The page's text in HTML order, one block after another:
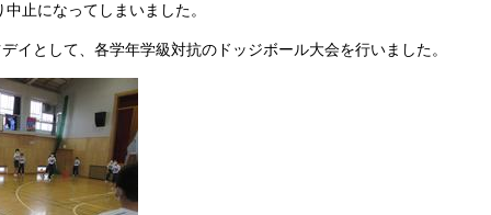
止になってしまいました。
イとして、各学年学級対抗のドッジボール大会を行いました。